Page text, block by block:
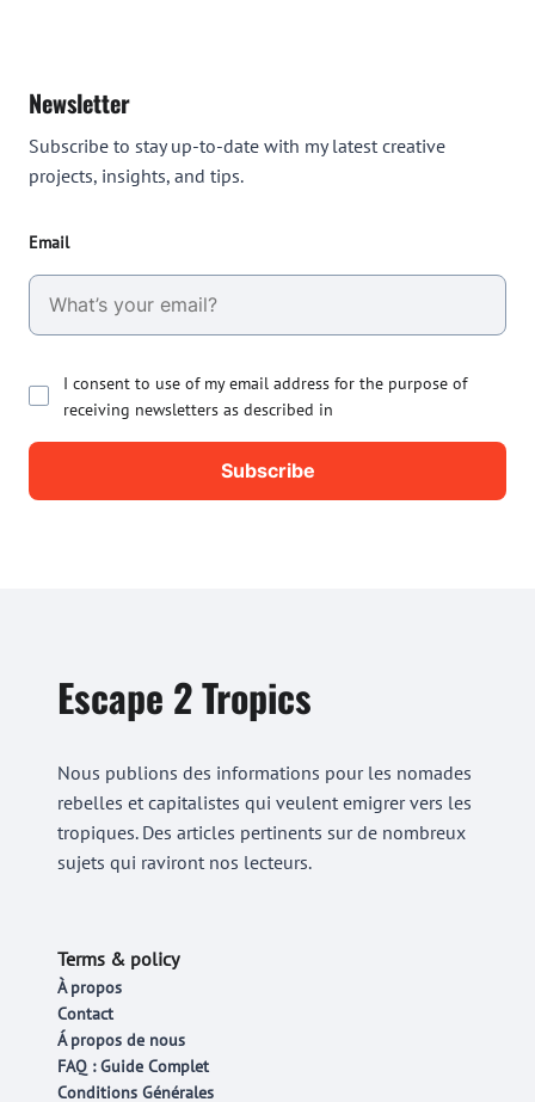
Newsletter
Subscribe to stay up-to-date with my latest creative
projects, insights, and tips.
Email
I consent to use of my email address for the purpose of
receiving newsletters as described in
Escape 2 Tropics
Nous publions des informations pour les nomades
rebelles et capitalistes qui veulent emigrer vers les
tropiques. Des articles pertinents sur de nombreux
sujets qui raviront nos lecteurs.
Terms & policy
À propos
Contact
Á propos de nous
FAQ : Guide Complet
Conditions Générales